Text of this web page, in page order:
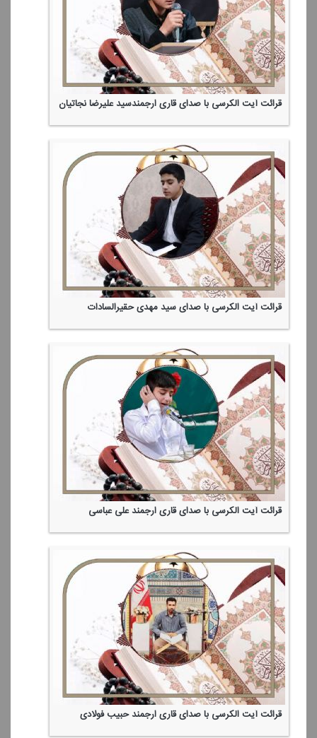
قرائت آیت الكرسی با صدای قاری ارجمندسید علیرضا نجاتیان
قرائت آیت الكرسی با صدای سید مهدی حقیرالسادات
قرائت آیت الكرسی با صدای قاری ارجمند علی عباسی
قرائت آیت الكرسی با صدای قاری ارجمند حبیب فولادی